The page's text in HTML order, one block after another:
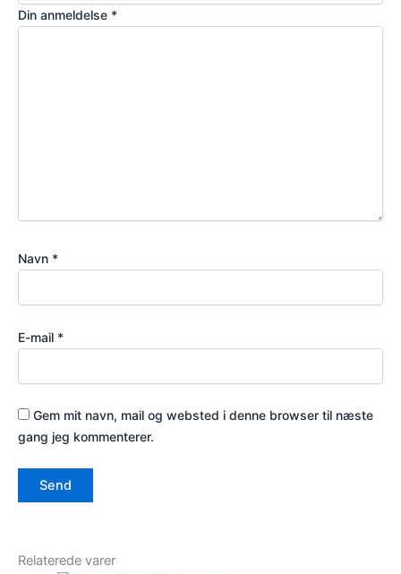
Din anmeldelse *
Navn *
E-mail *
Gem mit navn, mail og websted i denne browser til næste
gang jeg kommenterer.
Relaterede varer